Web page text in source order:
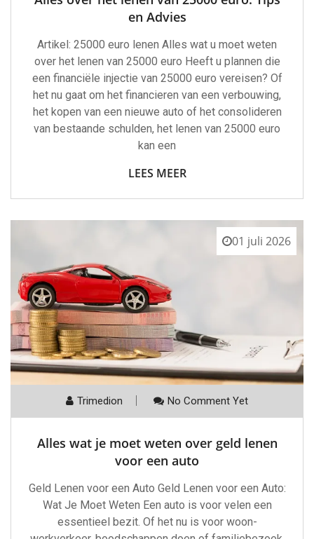
en Advies
Artikel: 25000 euro lenen Alles wat u moet weten
over het lenen van 25000 euro Heeft u plannen die
een financiële injectie van 25000 euro vereisen? Of
het nu gaat om het financieren van een verbouwing,
het kopen van een nieuwe auto of het consolideren
van bestaande schulden, het lenen van 25000 euro
kan een
LEES MEER
01 juli 2026
Trimedion No Comment Yet
Alles wat je moet weten over geld lenen
voor een auto
Geld Lenen voor een Auto Geld Lenen voor een Auto:
Wat Je Moet Weten Een auto is voor velen een
essentieel bezit. Of het nu is voor woon-